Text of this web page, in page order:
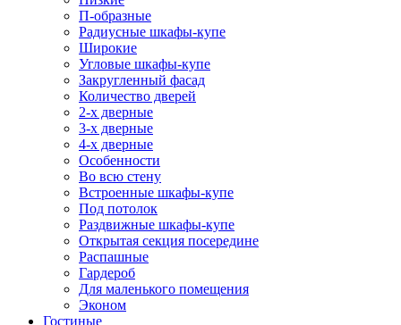
П-образные
Радиусные шкафы-купе
Широкие
Угловые шкафы-купе
Закругленный фасад
Количество дверей
2-х дверные
3-х дверные
4-х дверные
Особенности
Во всю стену
Встроенные шкафы-купе
Под потолок
Раздвижные шкафы-купе
Открытая секция посередине
Распашные
Гардероб
Для маленького помещения
Эконом
Гостиные